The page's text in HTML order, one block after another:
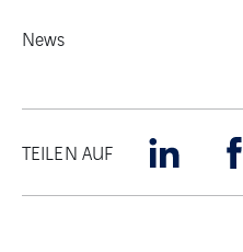
News
TEILEN AUF